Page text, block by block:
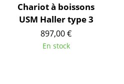
... voir tous les rangements
Luminaires
Suspensions & Plafonniers
Chariot à boissons
USM Haller type 3
897,00 €
En stock